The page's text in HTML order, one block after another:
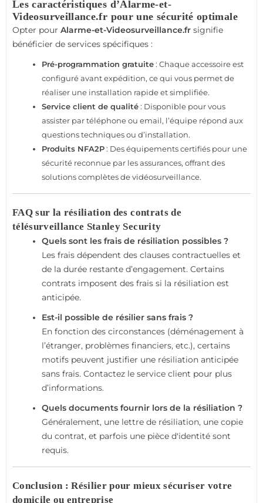
Les caractéristiques d’Alarme-et-
Videosurveillance.fr pour une sécurité optimale
Opter pour Alarme-et-Videosurveillance.fr signifie
bénéficier de services spécifiques :
Pré-programmation gratuite: Chaque accessoire est
configuré avant expédition, ce qui vous permet de
réaliser une installation rapide et simplifiée.
Service client de qualité: Disponible pour vous
assister par téléphone ou email, l’équipe répond aux
questions techniques ou d’installation.
Produits NFA2P: Des équipements certifiés pour une
sécurité reconnue par les assurances, offrant des
solutions complètes de vidéosurveillance.
FAQ sur la résiliation des contrats de
télésurveillance Stanley Security
Quels sont les frais de résiliation possibles ?
Les frais dépendent des clauses contractuelles et
de la durée restante d’engagement. Certains
contrats imposent des frais si la résiliation est
anticipée.
Est-il possible de résilier sans frais ?
En fonction des circonstances (déménagement à
l’étranger, problèmes financiers, etc.), certains
motifs peuvent justifier une résiliation anticipée
sans frais. Contactez le service client pour plus
d’informations.
Quels documents fournir lors de la résiliation ?
Généralement, une lettre de résiliation, une copie
du contrat, et parfois une pièce d'identité sont
requis.
Conclusion : Résilier pour mieux sécuriser votre
domicile ou entreprise